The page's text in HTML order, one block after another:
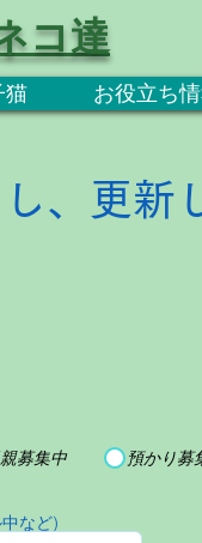
猫 お役立ち
コ達
、更新
募集中 預かり募
など)